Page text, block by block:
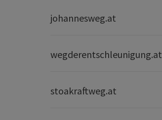
johannesweg.at
wegderentschleunigung.at
stoakraftweg.at